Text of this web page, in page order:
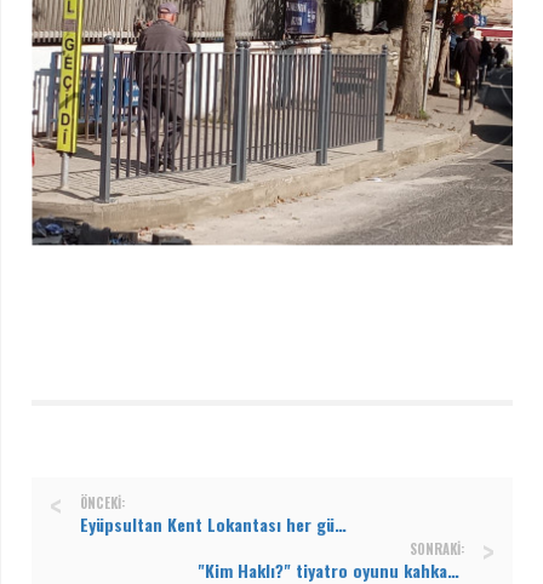
ÖNCEKI:
Eyüpsultan Kent Lokantası her gün binlerce vatandaşa hizmet veriyor
SONRAKI:
"Kim Haklı?" tiyatro oyunu kahkahaya boğdu